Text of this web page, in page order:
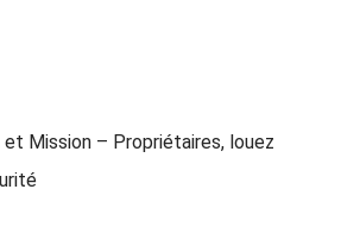
Mission – Propriétaires, louez